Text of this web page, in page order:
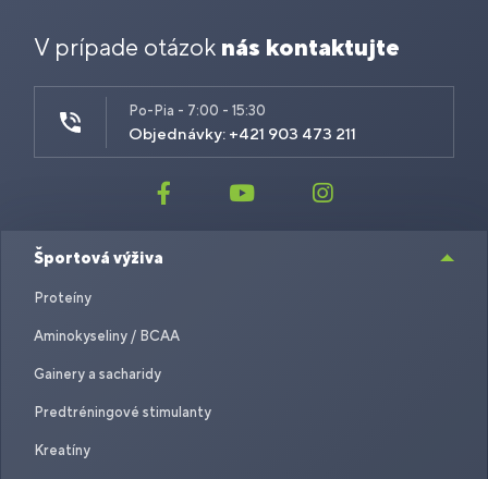
V prípade otázok nás kontaktujte
Po-Pia - 7:00 - 15:30
Objednávky: +421 903 473 211
Športová výživa
Proteíny
Aminokyseliny / BCAA
Gainery a sacharidy
Predtréningové stimulanty
Kreatíny